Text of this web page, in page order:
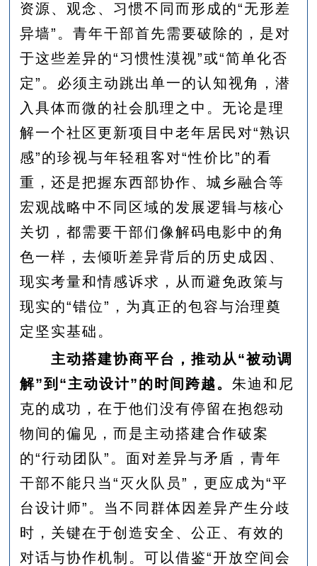
资源、观念、习惯不同而形成的“无形差
异墙”。青年干部首先需要破除的，是对
于这些差异的“习惯性漠视”或“简单化否
定”。必须主动跳出单一的认知视角，潜
入具体而微的社会肌理之中。无论是理
解一个社区更新项目中老年居民对“熟识
感”的珍视与年轻租客对“性价比”的看
重，还是把握东西部协作、城乡融合等
宏观战略中不同区域的发展逻辑与核心
关切，都需要干部们像解码电影中的角
色一样，去倾听差异背后的历史成因、
现实考量和情感诉求，从而避免政策与
现实的“错位”，为真正的包容与治理奠
定坚实基础。
主动搭建协商平台，推动从“被动调
解”到“主动设计”的时间跨越。朱迪和尼
克的成功，在于他们没有停留在抱怨动
物间的偏见，而是主动搭建合作破案
的“行动团队”。面对差异与矛盾，青年
干部不能只当“灭火队员”，更应成为“平
台设计师”。当不同群体因差异产生分歧
时，关键在于创造安全、公正、有效的
对话与协作机制。可以借鉴“开放空间会